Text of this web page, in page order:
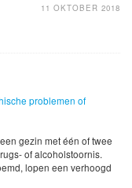
11 OKTOBER 2018
problemen of
gezin met één of twee
of alcoholstoornis.
lopen een verhoogd